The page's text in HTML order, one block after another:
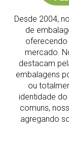
Desde 2004,
de
mercado.
destacam
embalagens
ou
identidade
comuns,
agregando